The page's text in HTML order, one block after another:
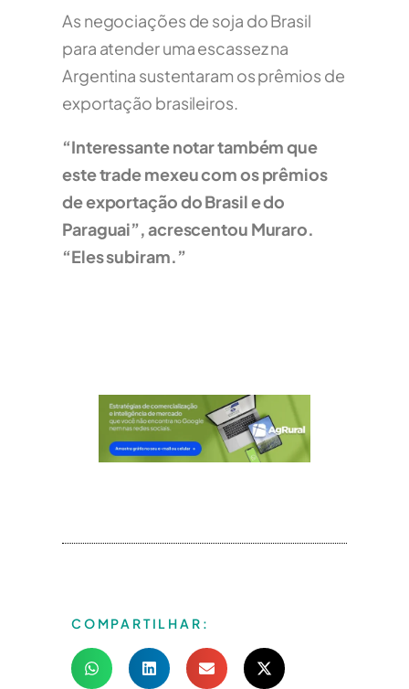
As negociações de soja do Brasil
para atender uma escassez na
Argentina sustentaram os prêmios de
exportação brasileiros.
“Interessante notar também que
este trade mexeu com os prêmios
de exportação do Brasil e do
Paraguai”, acrescentou Muraro.
“Eles subiram.”
COMPARTILHAR: